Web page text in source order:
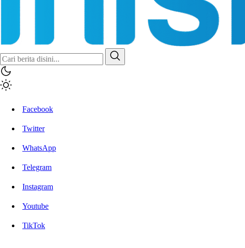
Inisiatif.co
Stay Connected Stay Informed
Facebook
Twitter
WhatsApp
Telegram
Instagram
Youtube
TikTok